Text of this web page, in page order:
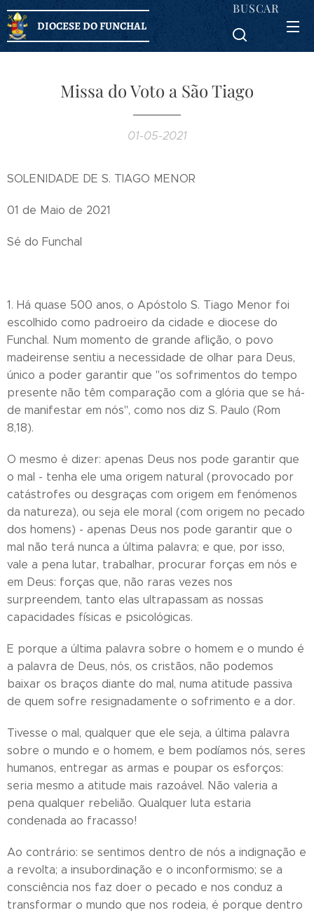
DIOCESE DO FUNCHAL
BUSCAR
Missa do Voto a São Tiago
01-05-2021
SOLENIDADE DE S. TIAGO MENOR
01 de Maio de 2021
Sé do Funchal
1. Há quase 500 anos, o Apóstolo S. Tiago Menor foi
escolhido como padroeiro da cidade e diocese do
Funchal. Num momento de grande aflição, o povo
madeirense sentiu a necessidade de olhar para Deus,
único a poder garantir que "os sofrimentos do tempo
presente não têm comparação com a glória que se há-
de manifestar em nós", como nos diz S. Paulo (Rom
8,18).
O mesmo é dizer: apenas Deus nos pode garantir que
o mal - tenha ele uma origem natural (provocado por
catástrofes ou desgraças com origem em fenómenos
da natureza), ou seja ele moral (com origem no pecado
dos homens) - apenas Deus nos pode garantir que o
mal não terá nunca a última palavra; e que, por isso,
vale a pena lutar, trabalhar, procurar forças em nós e
em Deus: forças que, não raras vezes nos
surpreendem, tanto elas ultrapassam as nossas
capacidades físicas e psicológicas.
E porque a última palavra sobre o homem e o mundo é
a palavra de Deus, nós, os cristãos, não podemos
baixar os braços diante do mal, numa atitude passiva
de quem sofre resignadamente o sofrimento e a dor.
Tivesse o mal, qualquer que ele seja, a última palavra
sobre o mundo e o homem, e bem podíamos nós, seres
humanos, entregar as armas e poupar os esforços:
seria mesmo a atitude mais razoável. Não valeria a
pena qualquer rebelião. Qualquer luta estaria
condenada ao fracasso!
Ao contrário: se sentimos dentro de nós a indignação e
a revolta; a insubordinação e o inconformismo; se a
consciência nos faz doer o pecado e nos conduz a
transformar o mundo que nos rodeia, é porque dentro